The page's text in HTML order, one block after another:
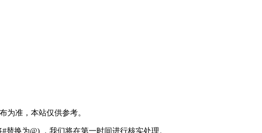
为准，本站仅供参考。
换为@) ，我们将在第一时间进行核实处理。